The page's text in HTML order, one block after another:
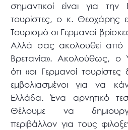
σημαντικοί είναι για
τουρίστες, ο κ. Θεοχάρης
Τουρισμό οι Γερμανοί
Αλλά σας ακολουθεί από
Βρετανία». Ακολούθως, ο
ότι «οι Γερμανοί τουρίστες
εμβολιασμένοι για να
Ελλάδα. Ένα αρνητικό
Θέλουμε να
περιβάλλον για τους